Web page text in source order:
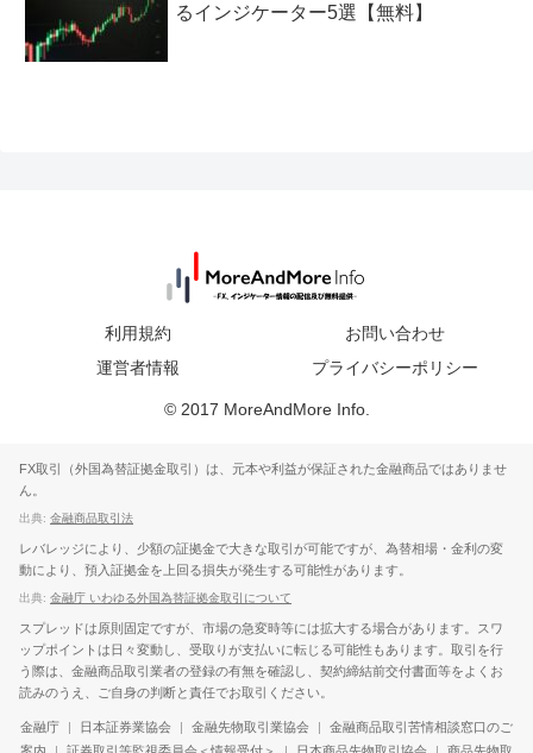
るインジケーター5選【無料】
利用規約
お問い合わせ
運営者情報
プライバシーポリシー
© 2017 MoreAndMore Info.
FX取引（外国為替証拠金取引）は、元本や利益が保証された金融商品ではありませ
ん。
出典: 金融商品取引法
レバレッジにより、少額の証拠金で大きな取引が可能ですが、為替相場・金利の変
動により、預入証拠金を上回る損失が発生する可能性があります。
出典: 金融庁 いわゆる外国為替証拠金取引について
スプレッドは原則固定ですが、市場の急変時等には拡大する場合があります。スワ
ップポイントは日々変動し、受取りが支払いに転じる可能性もあります。取引を行
う際は、金融商品取引業者の登録の有無を確認し、契約締結前交付書面等をよくお
読みのうえ、ご自身の判断と責任でお取引ください。
金融庁 | 日本証券業協会 | 金融先物取引業協会 |
金融商品取引苦情相談窓口のご